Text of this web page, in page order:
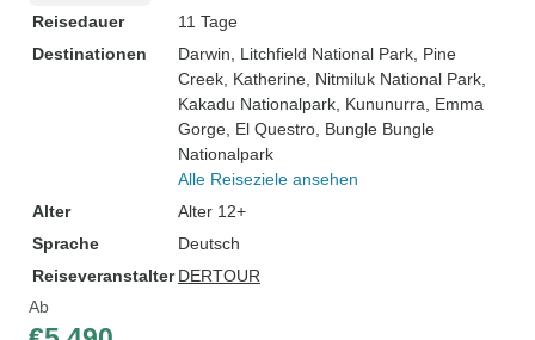
Reisedauer
11 Tage
Destinationen
Darwin , Litchfield National Park , Pine
Creek , Katherine , Nitmiluk National Park
Kakadu Nationalpark , Kununurra , Emma
Gorge , El Questro , Bungle Bungle
Nationalpark
Alle Reiseziele ansehen
Alter
Alter 12+
Sprache
Deutsch
Reiseveranstalter DERTOUR
Ab